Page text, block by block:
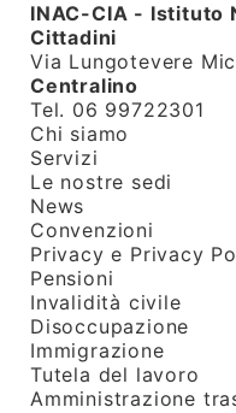
INAC-CIA - Istituto
Cittadini
Via Lungotevere
Centralino
Tel. 06 99722301
Chi siamo
Servizi
Le nostre sedi
News
Convenzioni
Privacy e Privacy
Pensioni
Invalidità civile
Disoccupazione
Immigrazione
Tutela del lavoro
Amministrazione